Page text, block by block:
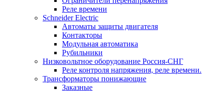
Реле времени
Schneider Electric
Автоматы защиты двигателя
Контакторы
Модульная автоматика
Рубильники
Низковольтное оборудование Россия-СНГ
Реле контроля напряжения, реле времени.
Трансформаторы понижающие
Заказные